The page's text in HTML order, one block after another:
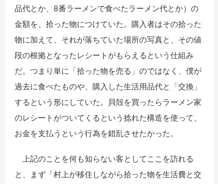
品代とか、8番ラーメンで食べたラーメン代とか）の
金額を、拾った物につけていた。購入者はその拾った
物に加えて、それが落ちていた場所の写真と、その値
段の根拠となったレシートがもらえるという仕組み
だ。つまり単に「拾った物を売る」のではなく、僕が
過去に食べたものや、購入した生活用品代と「交換」
するという形にしていた。貝殻を買ったらラーメン家
のレシートがついてくるという捻れた構造を使って、
お金を支払うという行為を錯乱させたかった。
上記のことを何も知らない客としてここを訪れる
と、まず「村上が移住しながら拾った物を生活費と交